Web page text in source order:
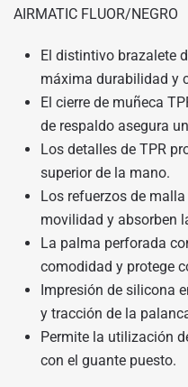
AIRMATIC FLUOR/NEGRO
El distintivo brazalete
máxima durabilidad y
El cierre de muñeca
de respaldo asegura
Los detalles de TPR
superior de la mano.
Los refuerzos de
movilidad y absorben
La palma perforada
comodidad y protege
Impresión de silicona
y tracción de la
Permite la utilización
con el guante puesto.